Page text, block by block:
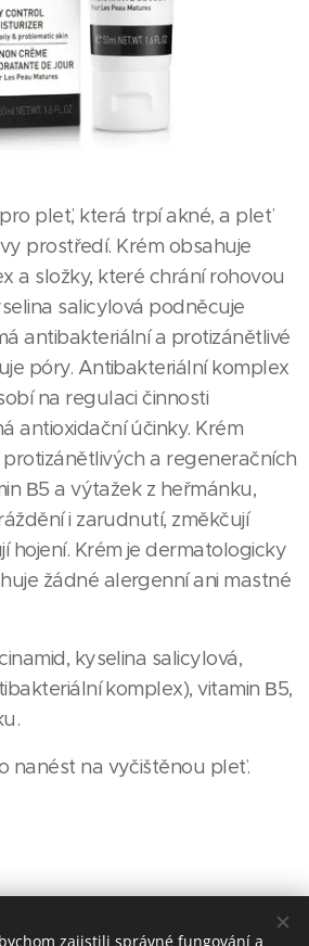
pleť, která trpí akné, a pleť
prostředí. Krém obsahuje
a složky, které chrání rohovou
salicylová podněcuje
antibakteriální a protizánětlivé
póry. Antibakteriální komplex
na regulaci činnosti
antioxidační účinky. Krém
a regeneračních
В5 a výtažek z heřmánku,
i zarudnutí, změkčují
hojení. Krém je dermatologicky
žádné alergenní ani mastné
kyselina salicylová,
komplex), vitamin В5,
nanést na vyčištěnou pleť.
& Cosmetics | Všechna práva vyhrazena
zajistili správné fungování a